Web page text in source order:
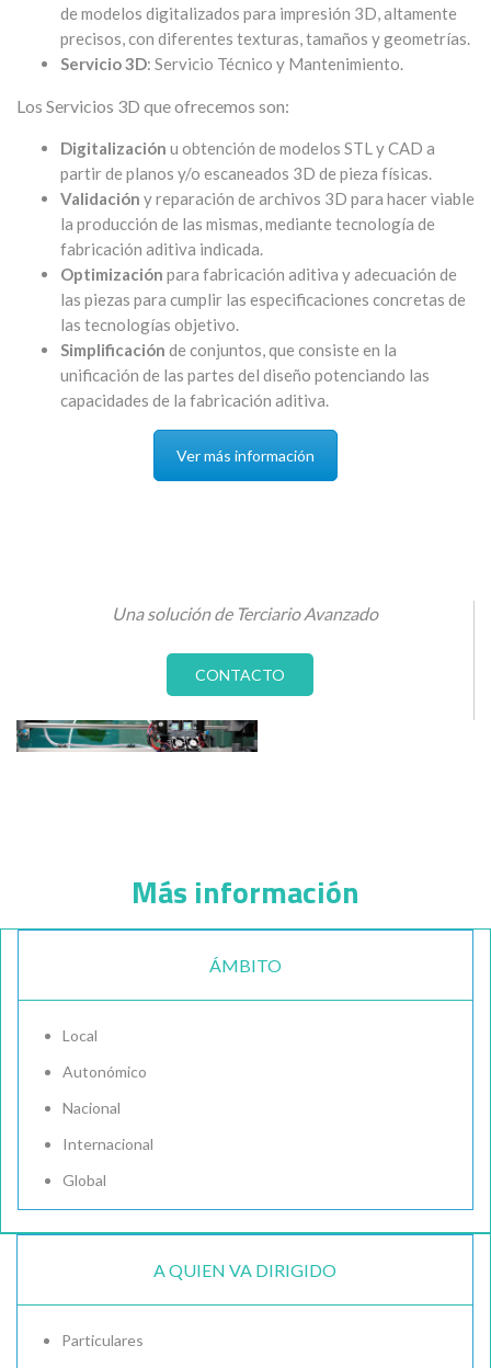
de modelos digitalizados para impresión 3D, altamente
precisos, con diferentes texturas, tamaños y geometrías.
Servicio 3D: Servicio Técnico y Mantenimiento.
Los Servicios 3D que ofrecemos son:
Digitalización u obtención de modelos STL y CAD a
partir de planos y/o escaneados 3D de pieza físicas.
Validación y reparación de archivos 3D para hacer viable
la producción de las mismas, mediante tecnología de
fabricación aditiva indicada.
Optimización para fabricación aditiva y adecuación de
las piezas para cumplir las especificaciones concretas de
las tecnologías objetivo.
Simplificación de conjuntos, que consiste en la
unificación de las partes del diseño potenciando las
capacidades de la fabricación aditiva.
Ver más información
Una solución de Terciario Avanzado
CONTACTO
Más información
ÁMBITO
Local
Autonómico
Nacional
Internacional
Global
A QUIEN VA DIRIGIDO
Particulares